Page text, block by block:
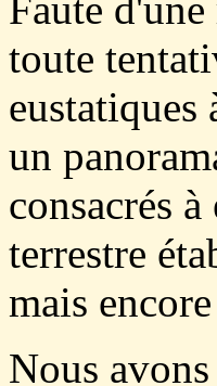
Faute
toute
eustatiques
un
consacrés
terrestre
mais
Nous